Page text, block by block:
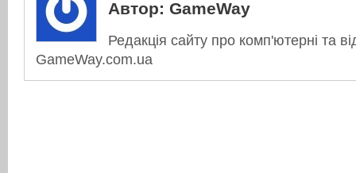
Автор: GameWay
Редакція сайту про комп'ютерні та
GameWay.com.ua